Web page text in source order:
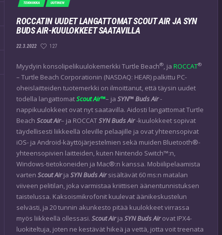
TEKNIIKKA UUTINEN
ROCCATIN UUDET LANGATTOMAT SCOUT AIR JA SYN
BUDS AIR-KUULOKKEET SAATAVILLA
22.3.2022 127
Myydyin konsolipelikuulokemerkki Turtle Beach®, ja ROCCAT®
– Turtle Beach Corporationin (NASDAQ: HEAR) palkittu PC-
oheislaitteiden tuotemerkki on ilmoittanut, että täysin uudet
todella langattomatScout Air™– ja SYN™ Buds Air-
nappikuulokkeet ovat nyt saatavilla. Aidosti langattomat Turtle
Beach Scout Air– ja ROCCATSYN Buds Air-kuulokkeet sopivat
täydellisesti liikkeellä oleville pelaajille ja ovat yhteensopivat
iOS- ja Android-käyttöjärjestelmien sekä muiden Bluetooth®-
yhteensopivien laitteiden, kuten Nintendo Switch™:n,
Windows-tietokoneiden ja Mac®:n kanssa. Mobiilipelaamista
varten Scout Airja SYN Buds Airsisältävät 60 ms:n matalan
viiveen pelitilan, joka varmistaa kriittisen äänentunnistuksen
taistelussa. Kaksoismikrofonit kuulevat äänikeskustelun
selvästi, ja 20 tunnin akunkesto pitää kuulokkeet virrassa
myös liikkeellä ollessasi. Scout Airja SYN Buds Airovat IPX4-
luokiteltuja, joten ne kestävät hikeä ja vettä, jotta voit treenata